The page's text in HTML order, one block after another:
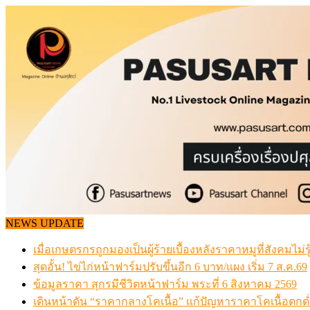
content
NEWS UPDATE
เมื่อเกษตรกรถูกมองเป็นผู้ร้ายเบื้องหลังราคาหมูที่สังคมไม่
สุดอั้น! ไข่ไก่หน้าฟาร์มปรับขึ้นอีก 6 บาท/แผง เริ่ม 7 ส.ค.69
ข้อมูลราคา สุกรมีชีวิตหน้าฟาร์ม พระที่ 6 สิงหาคม 2569
เดินหน้าดัน “ราคากลางโคเนื้อ” แก้ปัญหาราคาโคเนื้อตก